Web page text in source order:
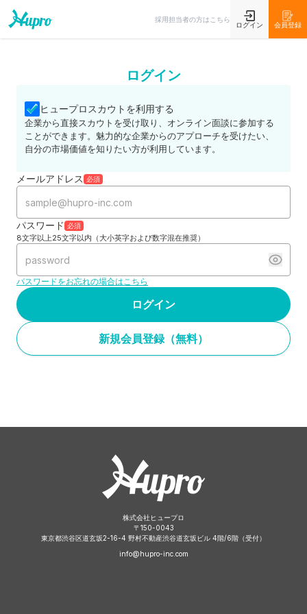
採用担当者の方はこちら
ログイン 会員登録
ログイン
ヒュープロスカウトを利用する
企業から直接スカウトを受け取り、オンライン面談に参加する
ことができます。魅力的な企業からのアプローチを受けたい、
自分の市場価値を知りたい方が利用しています。
メールアドレス 必須
パスワード 必須
8文字以上25文字以内（大小英字および数字混在推奨）
パスワードをお忘れの場合はこちら
ログイン
新規会員登録（無料）
株式会社ヒュープロ
〒 150-0043
東京都渋谷区道玄坂2-16-4 野村不動産渋谷道玄坂ビル 4階/6階（受付）
info@hupro-inc.com